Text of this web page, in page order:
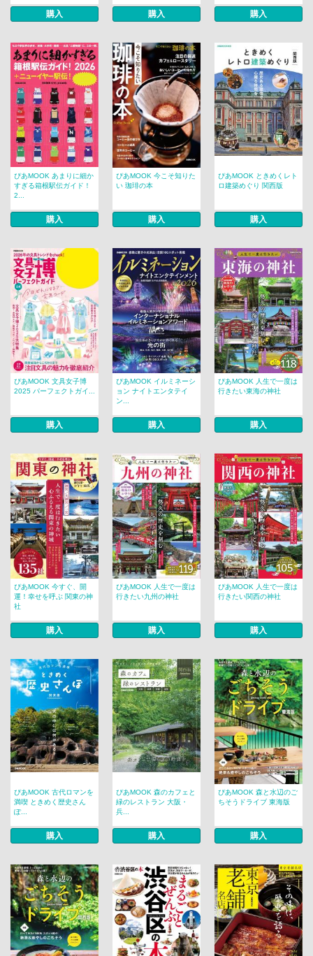
購入 購入 購入
ぴあMOOK あまりに細か
すぎる箱根駅伝ガイド！
2...
購入
ぴあMOOK 今こそ知りた
い 珈琲の本
購入
ぴあMOOK ときめくレト
ロ建築めぐり 関西版
購入
ぴあMOOK 文具女子博
2025 パーフェクトガイ...
購入
ぴあMOOK イルミネーシ
ョン ナイトエンタテイ
ン...
購入
ぴあMOOK 人生で一度は
行きたい東海の神社
購入
ぴあMOOK 今すぐ、開
運！幸せを呼ぶ 関東の神
社
購入
ぴあMOOK 人生で一度は
行きたい九州の神社
購入
ぴあMOOK 人生で一度は
行きたい関西の神社
購入
ぴあMOOK 古代ロマンを
満喫 ときめく歴史さん
ぽ...
購入
ぴあMOOK 森のカフェと
緑のレストラン 大阪・
兵...
購入
ぴあMOOK 森と水辺のご
ちそうドライブ 東海版
購入